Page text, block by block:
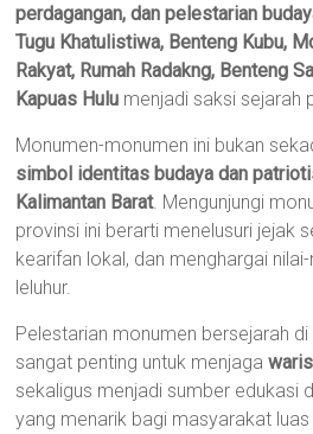
perdagangan, dan pelestarian
Tugu Khatulistiwa, Benteng Kubu,
Rakyat, Rumah Radakng, Benteng
Kapuas Hulu menjadi saksi sejarah
Monumen-monumen ini bukan
simbol identitas budaya dan
Kalimantan Barat. Mengunjungi
provinsi ini berarti menelusuri jejak
kearifan lokal, dan menghargai
leluhur.
Pelestarian monumen bersejarah
sangat penting untuk menjaga
sekaligus menjadi sumber edukasi
yang menarik bagi masyarakat